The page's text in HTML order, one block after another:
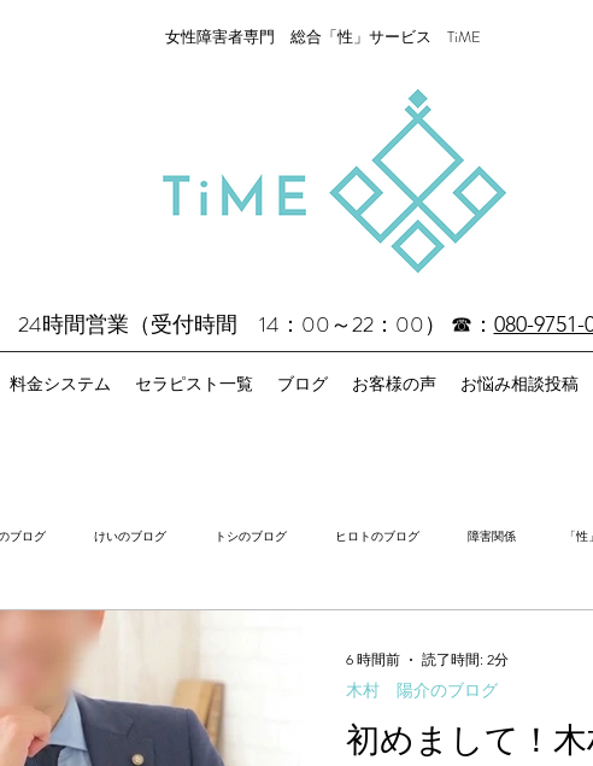
女性障害者専門 総合「性」サービス TiME
24時間営業（受付時間 14：00～22：00） ☎： 080-9751-
料金システム セラピスト一覧 ブログ お客様の声 お悩み相談投稿
ブログ けいのブログ トシのブログ ヒロトのブログ 障害関係 「
初めまして！木
木村 陽介のブログ
6 時間前 読了時間: 2分